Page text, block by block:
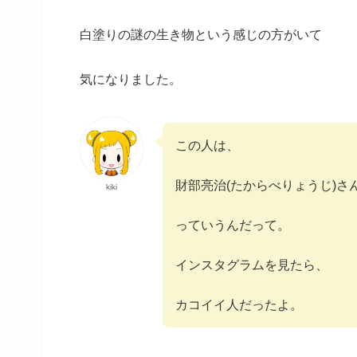
白塗りの謎の生き物という感じの方がいて
気になりました。
kiki
この人は、
財部亮治(たからべりょうじ)さ
っていうんだって。
インスタグラムを見たら、
カコイイ人だったよ。